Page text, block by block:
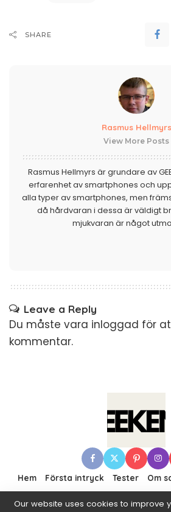
SHARE
Rasmus Hellmyrs
View More Posts
Rasmus Hellmyrs är grundare av
erfarenhet av smartphones och
alla typer av smartphones, men
då hårdvaran i dessa är väldigt
mjukvaran är något
Leave a Reply
Du måste vara inloggad för
kommentar.
Hem Första intryck Tester Om
Our website uses cookies to improve